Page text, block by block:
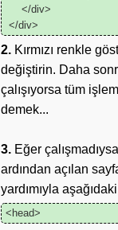
</div>
</div>
2. Kırmızı renkle
değiştirin. Daha
çalışıyorsa tüm
demek...
3. Eğer
ardından açılan
yardımıyla
<head>